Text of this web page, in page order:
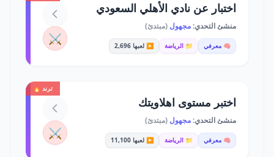
اختبار عن نادي الأهلي السعودي
منشئ التحدي:مجهول (مبتدئ)
🧠 معرفي 📁 الرياضة ▶️ لعبها 2,696 ⚔️
ترند 🔥
اختبر مستوى اهلاويتك
منشئ التحدي:مجهول (مبتدئ)
🧠 معرفي 📁 الرياضة ▶️ لعبها 11,100 ⚔️